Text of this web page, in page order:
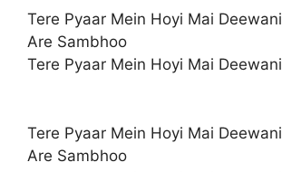
Tere Pyaar Mein Hoyi Mai Deewani
Are Sambhoo
Tere Pyaar Mein Hoyi Mai Deewani
Tere Pyaar Mein Hoyi Mai Deewani
Are Sambhoo